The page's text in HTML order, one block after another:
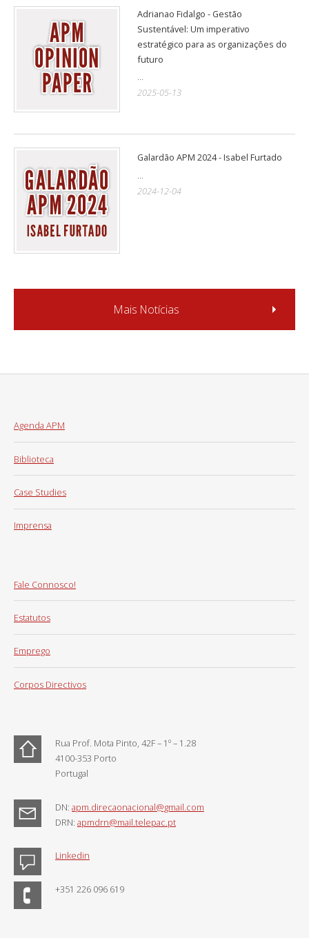
Adrianao Fidalgo - Gestão
Sustentável: Um imperativo
estratégico para as organizações do
futuro
...
2025-05-13
Galardão APM 2024 - Isabel Furtado
2024-12-04
Mais Notícias
Agenda APM
Biblioteca
Case Studies
Imprensa
Fale Connosco!
Estatutos
Emprego
Corpos Directivos
Rua Prof. Mota Pinto, 42F – 1º – 1.28
4100-353 Porto
Portugal
DN: apm.direcaonacional@gmail.com
DRN: apmdrn@mail.telepac.pt
Linkedin
+351 226 096 619